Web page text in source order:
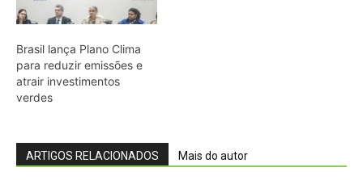
Peixe-boi-amazônico usa lábios
preênseis para arrancar plantas e troca
dentes durante toda a vida nos rios da
Amazônia
assobia porque seu aparelho vocal
lembra o de gatos pequenos